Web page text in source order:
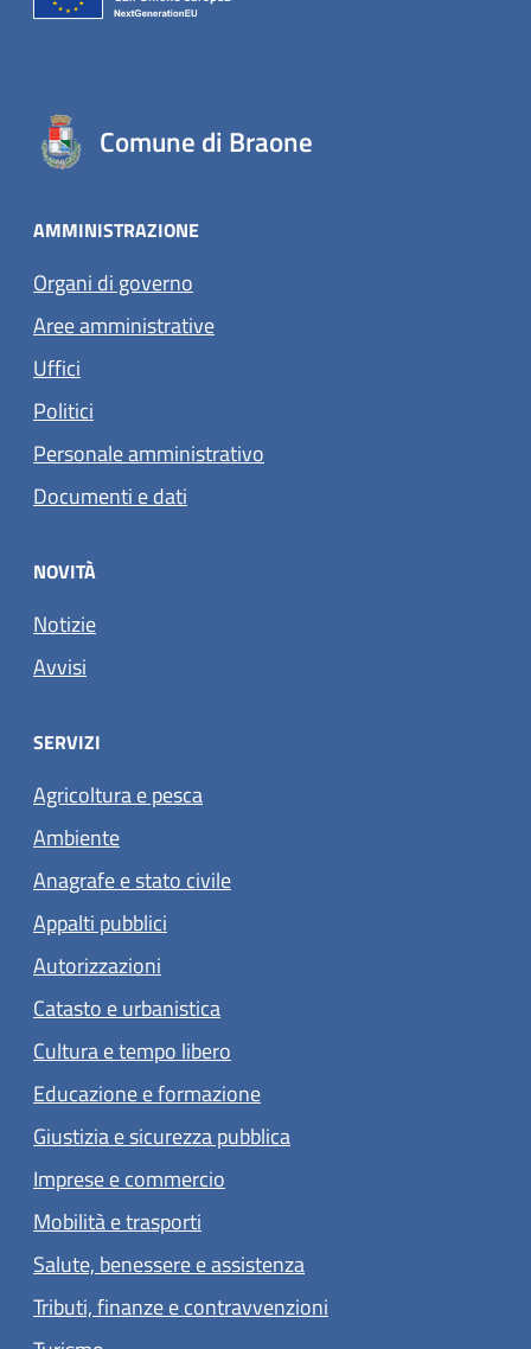
Comune di Braone
AMMINISTRAZIONE
Organi di governo
Aree amministrative
Uffici
Politici
Personale amministrativo
Documenti e dati
NOVITÀ
Notizie
Avvisi
SERVIZI
Agricoltura e pesca
Ambiente
Anagrafe e stato civile
Appalti pubblici
Autorizzazioni
Catasto e urbanistica
Cultura e tempo libero
Educazione e formazione
Giustizia e sicurezza pubblica
Imprese e commercio
Mobilità e trasporti
Salute, benessere e assistenza
Tributi, finanze e contravvenzioni